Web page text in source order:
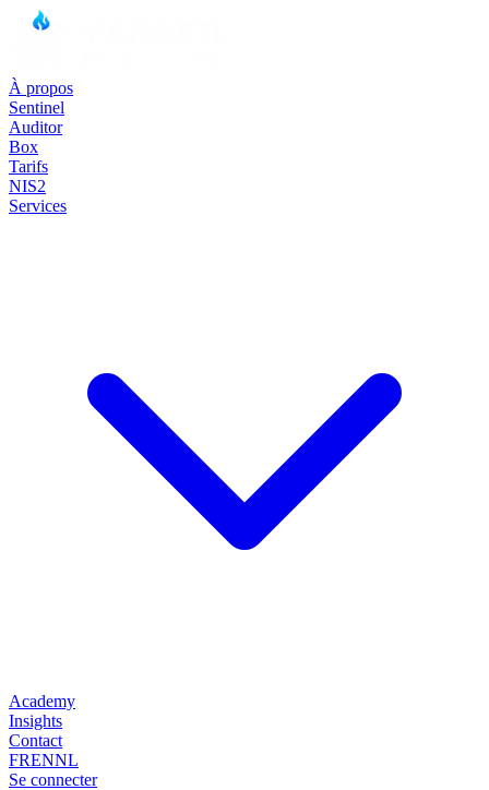
À propos
Sentinel
Auditor
Box
Tarifs
NIS2
Services
Academy
Insights
Contact
FRENNL
Se connecter